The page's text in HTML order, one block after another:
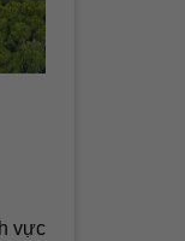
vực